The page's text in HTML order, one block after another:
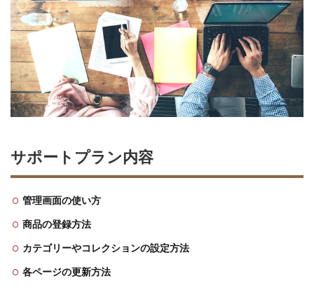
サポートプラン内容
管理画面の使い方
商品の登録方法
カテゴリーやコレクションの設定方法
各ページの更新方法